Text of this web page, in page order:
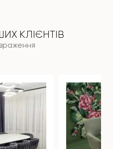
КЛІЄНТІВ